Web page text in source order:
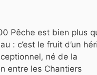
Pêche est bien plus
: c’est le fruit d’un
né de la
entre les Chantiers